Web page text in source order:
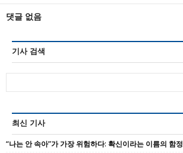
댓글 없음
기사 검색
최신 기사
“나는 안 속아”가 가장 위험하다: 확신이라는 이름의 함정